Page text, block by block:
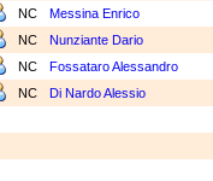
NC Messina Enrico
NC Nunziante Dario
NC Fossataro Alessandro
NC Di Nardo Alessio